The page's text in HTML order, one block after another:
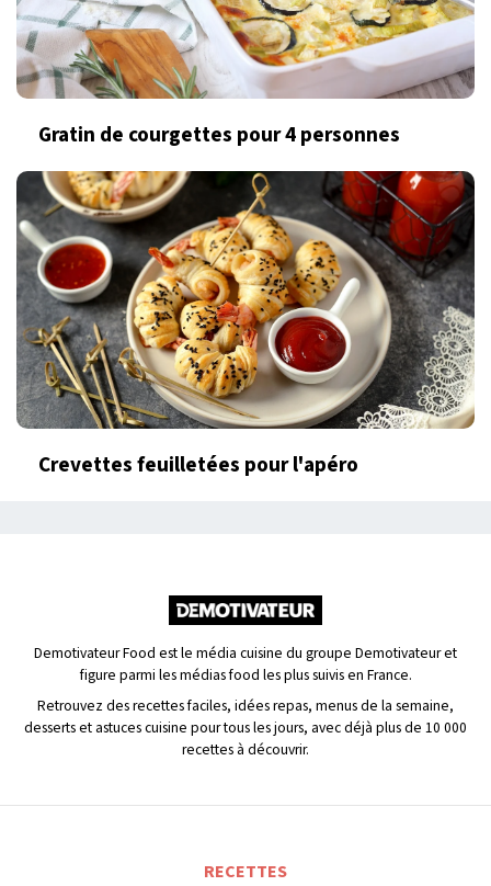
Gratin de courgettes pour 4 personnes
Crevettes feuilletées pour l'apéro
Demotivateur Food est le média cuisine du groupe Demotivateur et
figure parmi les médias food les plus suivis en France.
Retrouvez des recettes faciles, idées repas, menus de la semaine,
desserts et astuces cuisine pour tous les jours, avec déjà plus de 10 000
recettes à découvrir.
RECETTES